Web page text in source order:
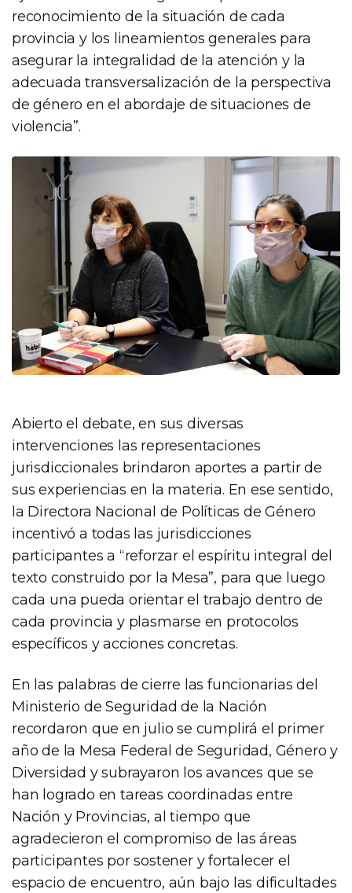
reconocimiento de la situación de cada
provincia y los lineamientos generales para
asegurar la integralidad de la atención y la
adecuada transversalización de la perspectiva
de género en el abordaje de situaciones de
violencia”.
Abierto el debate, en sus diversas
intervenciones las representaciones
jurisdiccionales brindaron aportes a partir de
sus experiencias en la materia. En ese sentido,
la Directora Nacional de Políticas de Género
incentivó a todas las jurisdicciones
participantes a “reforzar el espíritu integral del
texto construido por la Mesa”, para que luego
cada una pueda orientar el trabajo dentro de
cada provincia y plasmarse en protocolos
específicos y acciones concretas.
En las palabras de cierre las funcionarias del
Ministerio de Seguridad de la Nación
recordaron que en julio se cumplirá el primer
año de la Mesa Federal de Seguridad, Género y
Diversidad y subrayaron los avances que se
han logrado en tareas coordinadas entre
Nación y Provincias, al tiempo que
agradecieron el compromiso de las áreas
participantes por sostener y fortalecer el
espacio de encuentro, aún bajo las dificultades